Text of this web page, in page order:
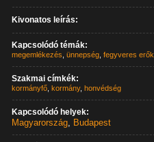
Kivonatos leírás:
Kapcsolódó témák:
megemlékezés ,ünnepség ,fegyveres erők
Szakmai címkék:
kormányfő ,kormány,honvédség
Kapcsolódó helyek:
Magyarország, Budapest